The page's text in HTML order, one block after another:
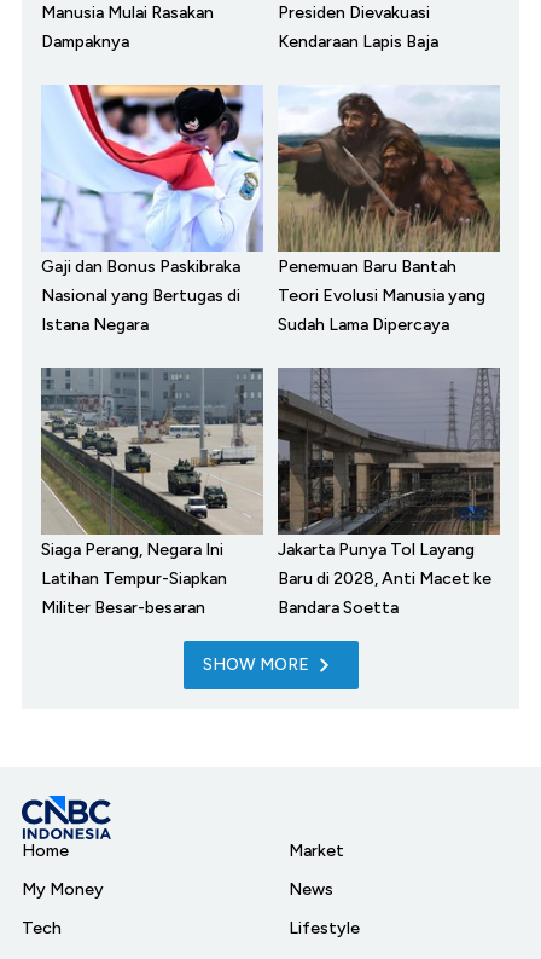
Manusia Mulai Rasakan
Dampaknya
Presiden Dievakuasi
Kendaraan Lapis Baja
Gaji dan Bonus Paskibraka
Nasional yang Bertugas di
Istana Negara
Penemuan Baru Bantah
Teori Evolusi Manusia yang
Sudah Lama Dipercaya
Siaga Perang, Negara Ini
Latihan Tempur-Siapkan
Militer Besar-besaran
Jakarta Punya Tol Layang
Baru di 2028, Anti Macet ke
Bandara Soetta
SHOW MORE
Home
My Money
Tech
Market
News
Lifestyle